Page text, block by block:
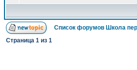
Список форумов Школа
Страница 1 из 1